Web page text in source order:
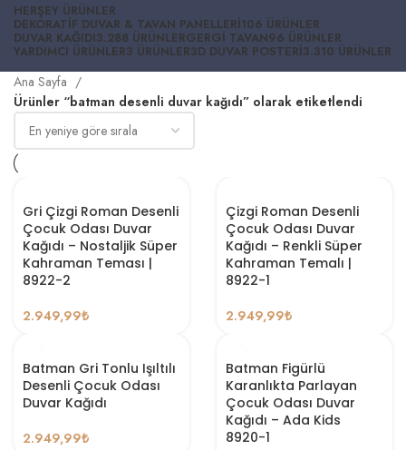
HERŞEY ÜRÜNLER
DEKORATIF DUVAR & TAVAN PANELLERI106 ÜRÜNLER
DUVAR KAĞIDI3.288 ÜRÜNLERGERGI TAVAN96 ÜRÜNLER
YARDIMCI ÜRÜNLER3 ÜRÜNLER3D DUVAR POSTERI3.310 ÜRÜNLER
Ana Sayfa
Ürünler “batman desenli duvar kağıdı” olarak etiketlendi
Gri Çizgi Roman Desenli
Çocuk Odası Duvar
Kağıdı – Nostaljik Süper
Kahraman Teması |
8922-2
2.949,99₺
Çizgi Roman Desenli
Çocuk Odası Duvar
Kağıdı – Renkli Süper
Kahraman Temalı |
8922-1
2.949,99₺
Batman Gri Tonlu Işıltılı
Desenli Çocuk Odası
Duvar Kağıdı
2.949,99₺
Batman Figürlü
Karanlıkta Parlayan
Çocuk Odası Duvar
Kağıdı – Ada Kids
8920-1